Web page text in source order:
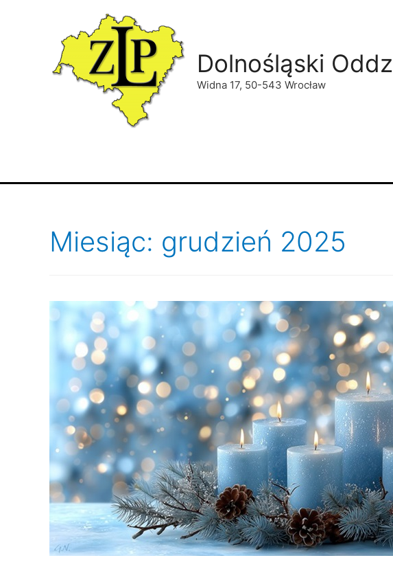
Dolnośląski
Widna 17, 50-543 Wrocław
Miesiąc: grudzień 2025